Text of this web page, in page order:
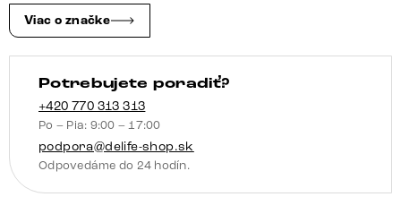
béžová
prešívaná
Viac o značke
Potrebujete poradiť?
+420 770 313 313
Po – Pia: 9:00 – 17:00
podpora@delife-shop.sk
Odpovedáme do 24 hodín.